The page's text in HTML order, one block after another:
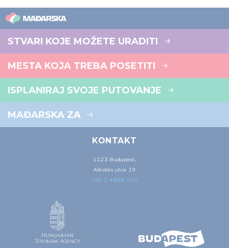
STVARI KOJE MOŽETE URADITI
MESTA KOJA TREBA POSETITI
ISPLANIRAJ SVOJE PUTOVANJE
MAĐARSKA ZA
KONTAKT
1123 Budapest,
Alkotás utca 19
+36 1 4888 700